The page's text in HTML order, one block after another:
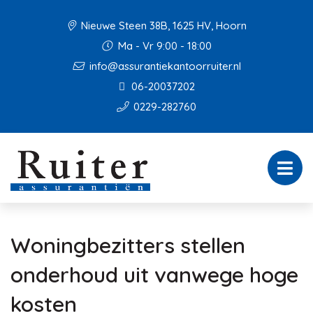
Nieuwe Steen 38B, 1625 HV, Hoorn
Ma - Vr 9:00 - 18:00
info@assurantiekantoorruiter.nl
06-20037202
0229-282760
Woningbezitters stellen
onderhoud uit vanwege hoge
kosten